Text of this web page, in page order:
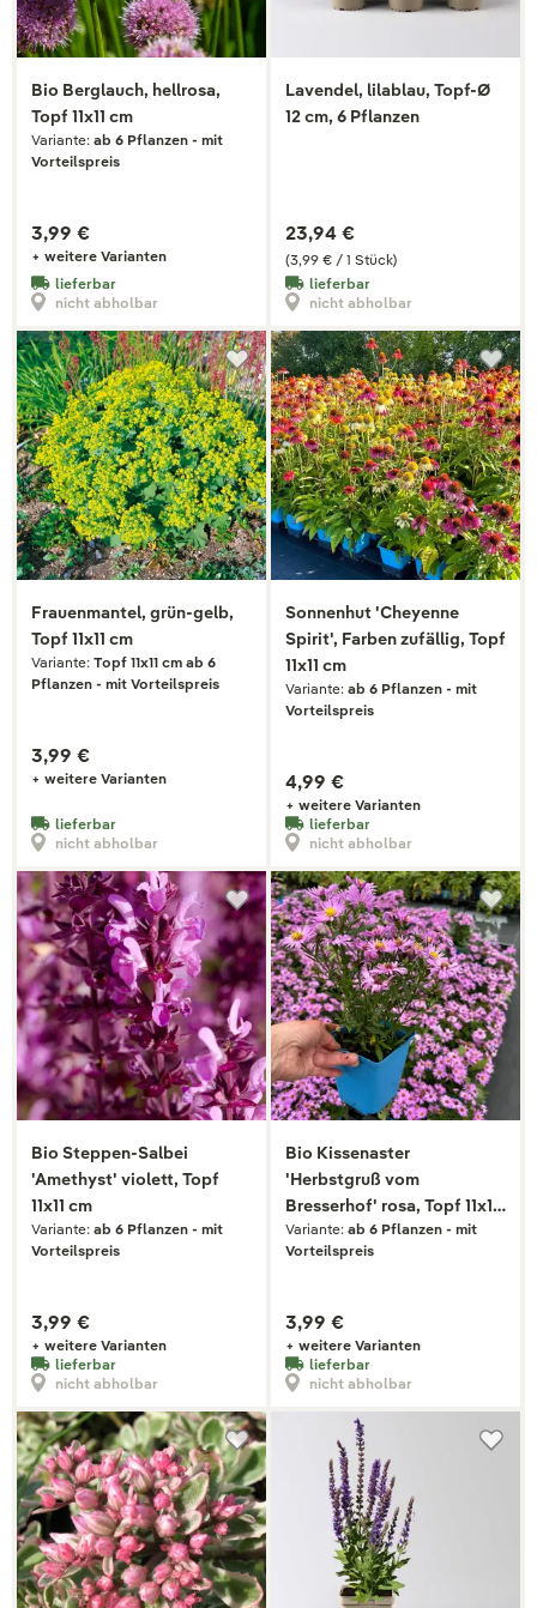
Bio Berglauch, hellrosa,
Topf 11x11 cm
Variante: ab 6 Pflanzen - mit
Vorteilspreis
3,99 €
+ weitere Varianten
lieferbar
nicht abholbar
Lavendel, lilablau, Topf-Ø
12 cm, 6 Pflanzen
(3,99 € / 1 Stück)
23,94 €
lieferbar
nicht abholbar
Frauenmantel, grün-gelb,
Topf 11x11 cm
Variante: Topf 11x11 cm ab 6
Pflanzen - mit Vorteilspreis
3,99 €
+ weitere Varianten
lieferbar
nicht abholbar
Sonnenhut 'Cheyenne
Spirit', Farben zufällig, Topf
11x11 cm
Variante: ab 6 Pflanzen - mit
Vorteilspreis
4,99 €
+ weitere Varianten
lieferbar
nicht abholbar
Bio Steppen-Salbei
'Amethyst' violett, Topf
11x11 cm
Variante: ab 6 Pflanzen - mit
Vorteilspreis
3,99 €
+ weitere Varianten
lieferbar
nicht abholbar
Bio Kissenaster
'Herbstgruß vom
Bresserhof' rosa, Topf 11x11
cm
Variante: ab 6 Pflanzen - mit
Vorteilspreis
3,99 €
+ weitere Varianten
lieferbar
nicht abholbar